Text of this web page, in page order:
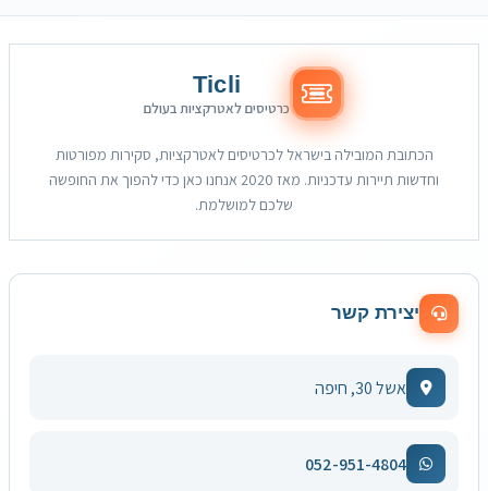
Ticli
כרטיסים לאטרקציות בעולם
הכתובת המובילה בישראל לכרטיסים לאטרקציות, סקירות מפורטות
וחדשות תיירות עדכניות. מאז 2020 אנחנו כאן כדי להפוך את החופשה
שלכם למושלמת.
יצירת קשר
אשל 30, חיפה
052-951-4804